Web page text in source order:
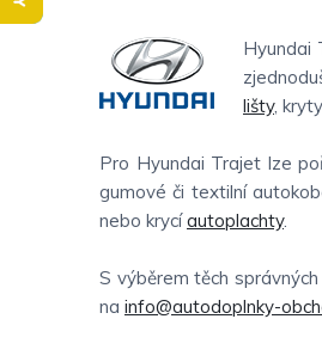
Hyundai
lišty,
Pro Hyundai Trajet lze
gumové či textilní
nebo krycíautoplachty.
S výběrem těch
na info@autodoplnky-